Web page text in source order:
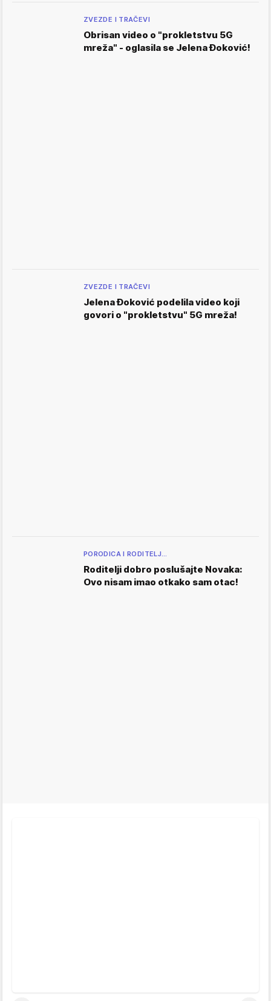
ZVEZDE I TRAČEVI
Obrisan video o "prokletstvu 5G
mreža" - oglasila se Jelena Đoković!
ZVEZDE I TRAČEVI
Jelena Đoković podelila video koji
govori o "prokletstvu" 5G mreža!
PORODICA I RODITELJ…
Roditelji dobro poslušajte Novaka:
Ovo nisam imao otkako sam otac!